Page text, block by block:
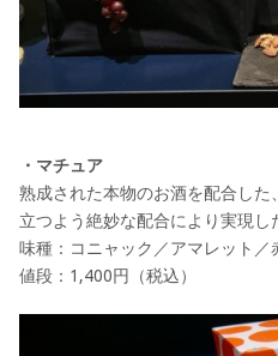
・マチュア
熟成された本物のお酒を配合し
立つよう絶妙な配合により実現し
味種：コニャック／アマレット／
値段：1,400円（税込）